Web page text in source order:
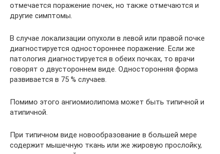
отмечается поражение почек, но также отмечаются и
другие симптомы.
В случае локализации опухоли в левой или правой почке
диагностируется одностороннее поражение. Если же
патология диагностируется в обеих почках, то врачи
говорят о двустороннем виде. Односторонняя форма
развивается в 75 % случаев.
Помимо этого ангиомиолипома может быть типичной и
атипичной.
При типичном виде новообразование в большей мере
содержит мышечную ткань или же жировую прослойку,